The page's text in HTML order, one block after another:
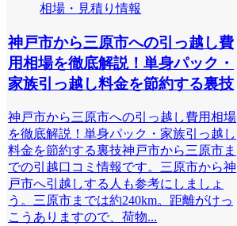
相場・見積り情報
神戸市から三原市への引っ越し費
用相場を徹底解説！単身パック・
家族引っ越し料金を節約する裏技
神戸市から三原市への引っ越し費用相場
を徹底解説！単身パック・家族引っ越し
料金を節約する裏技神戸市から三原市ま
での引越口コミ情報です。三原市から神
戸市へ引越しする人も参考にしましょ
う。三原市までは約240km。距離がけっ
こうありますので、荷物...